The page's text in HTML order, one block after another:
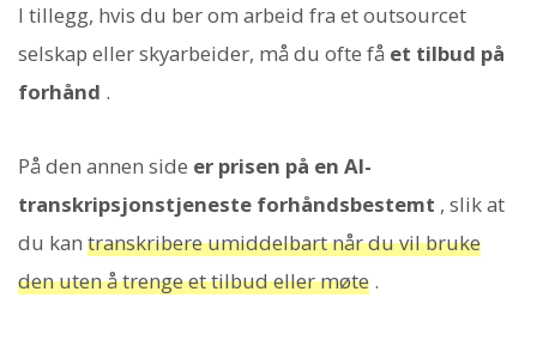
I tillegg, hvis du ber om arbeid fra et outsourcet
selskap eller skyarbeider, må du ofte få et tilbud på
forhånd .
På den annen side er prisen på en AI-
transkripsjonstjeneste forhåndsbestemt , slik at
du kan transkribere umiddelbart når du vil bruke
den uten å trenge et tilbud eller møte .